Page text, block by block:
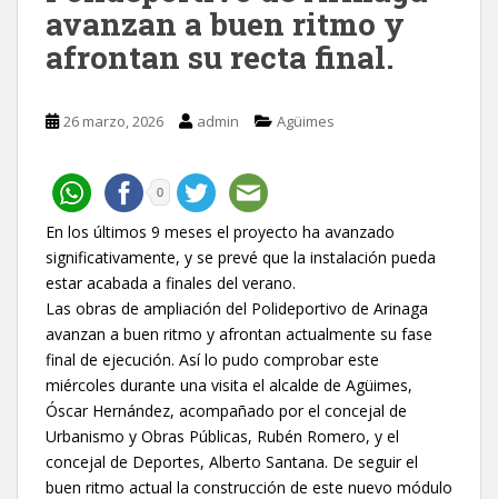
avanzan a buen ritmo y
afrontan su recta final.
26 marzo, 2026 admin Agüimes
0
En los últimos 9 meses el proyecto ha avanzado
significativamente, y se prevé que la instalación pueda
estar acabada a finales del verano.
Las obras de ampliación del Polideportivo de Arinaga
avanzan a buen ritmo y afrontan actualmente su fase
final de ejecución. Así lo pudo comprobar este
miércoles durante una visita el alcalde de Agüimes,
Óscar Hernández, acompañado por el concejal de
Urbanismo y Obras Públicas, Rubén Romero, y el
concejal de Deportes, Alberto Santana. De seguir el
buen ritmo actual la construcción de este nuevo módulo